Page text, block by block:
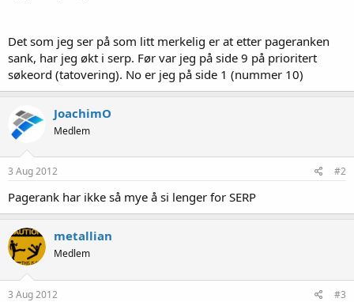
Det som jeg ser på som litt merkelig er at etter pageranken
sank, har jeg økt i serp. Før var jeg på side 9 på prioritert
søkeord (tatovering). No er jeg på side 1 (nummer 10)
JoachimO
Medlem
3 Aug 2012 #2
Pagerank har ikke så mye å si lenger for SERP
metallian
Medlem
3 Aug 2012 #3